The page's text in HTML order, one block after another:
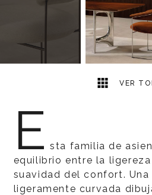
VER
E sta familia de
equilibrio entre la
suavidad del confort.
ligeramente curvada